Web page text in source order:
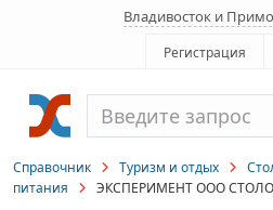
Владивосток и
Регистрация
Справочник Туризм и отдых
питания
ЭКСПЕРИМЕНТ ООО